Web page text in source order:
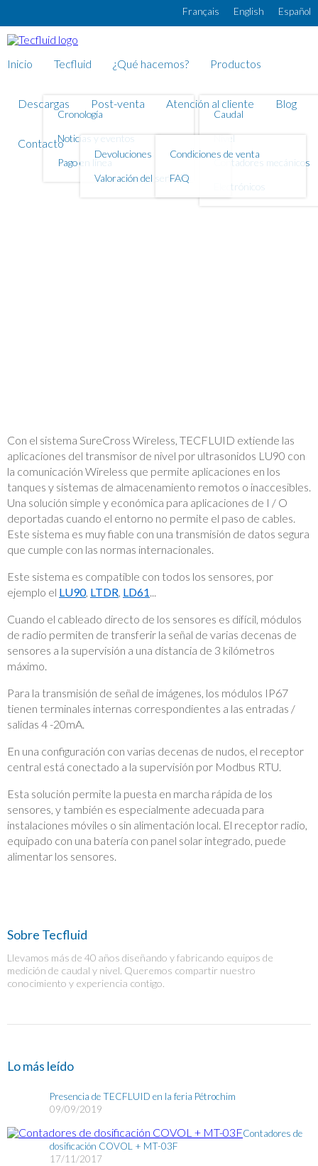
Français English Español
Inicio Tecfluid
Cronología
Noticias y eventos
Pago en línea
¿Qué hacemos? Productos
Caudal
Nivel
Contadores mecánicos
Electrónicos
Descargas Post-venta
Devoluciones
Valoración del servicio
Atención al cliente
Condiciones de venta
FAQ
Blog
Contacto
Con el sistema SureCross Wireless, TECFLUID extiende las
aplicaciones del transmisor de nivel por ultrasonidos LU90 con
la comunicación Wireless que permite aplicaciones en los
tanques y sistemas de almacenamiento remotos o inaccesibles.
Una solución simple y económica para aplicaciones de I / O
deportadas cuando el entorno no permite el paso de cables.
Este sistema es muy fiable con una transmisión de datos segura
que cumple con las normas internacionales.
Este sistema es compatible con todos los sensores, por
ejemplo el LU90, LTDR, LD61...
Cuando el cableado directo de los sensores es difícil, módulos
de radio permiten de transferir la señal de varias decenas de
sensores a la supervisión a una distancia de 3 kilómetros
máximo.
Para la transmisión de señal de imágenes, los módulos IP67
tienen terminales internas correspondientes a las entradas /
salidas 4 -20mA.
En una configuración con varias decenas de nudos, el receptor
central está conectado a la supervisión por Modbus RTU.
Esta solución permite la puesta en marcha rápida de los
sensores, y también es especialmente adecuada para
instalaciones móviles o sin alimentación local. El receptor radio,
equipado con una batería con panel solar integrado, puede
alimentar los sensores.
Sobre Tecfluid
Llevamos más de 40 años diseñando y fabricando equipos de
medición de caudal y nivel. Queremos compartir nuestro
conocimiento y experiencia contigo.
Lo más leído
Presencia de TECFLUID en la feria Pétrochim
09/09/2019
Contadores de
dosificación COVOL + MT-03F
17/11/2017